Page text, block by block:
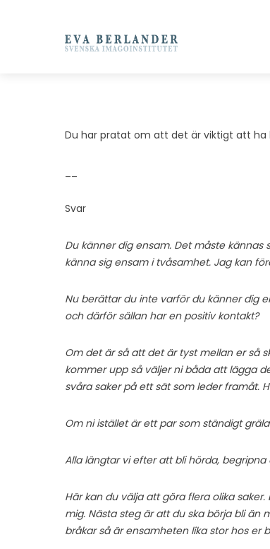
Du har pratat om att det är viktigt att ha
Svar
Du känner dig ensam. Det måste
känna sig ensam i tvåsamhet. Jag kan
Nu berättar du inte varför du känner dig
och därför sällan har en positiv kontakt?
Om det är så att det är tyst mellan er så
kommer upp så väljer ni båda att lägga
svåra saker på ett sät som leder framåt.
Om ni istället är ett par som ständigt
Alla längtar vi efter att bli hörda,
Här kan du välja att göra flera olika
mig. Nästa steg är att du ska börja bli än
bråkar så är ensamheten lika stor hos er